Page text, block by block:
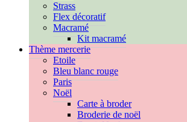
Strass
Flex décoratif
Macramé
Kit macramé
Thème mercerie
Etoile
Bleu blanc rouge
Paris
Noël
Carte à broder
Broderie de noël